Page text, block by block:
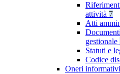
attività 7
Atti
gestionale
Statuti e
Codice
Oneri